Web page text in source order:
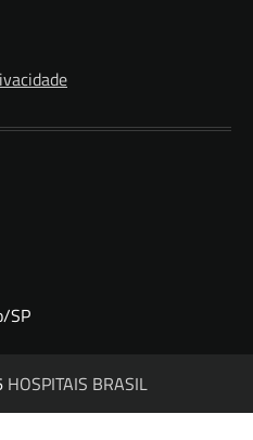
SP
HOSPITAIS BRASIL